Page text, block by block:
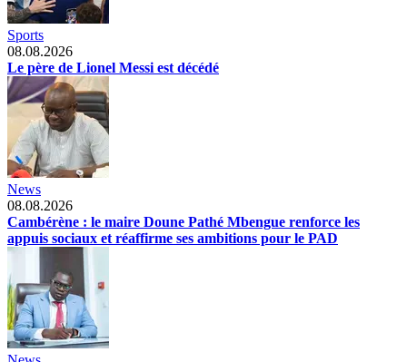
Sports
08.08.2026
Le père de Lionel Messi est décédé
News
08.08.2026
Cambérène : le maire Doune Pathé Mbengue renforce les
appuis sociaux et réaffirme ses ambitions pour le PAD